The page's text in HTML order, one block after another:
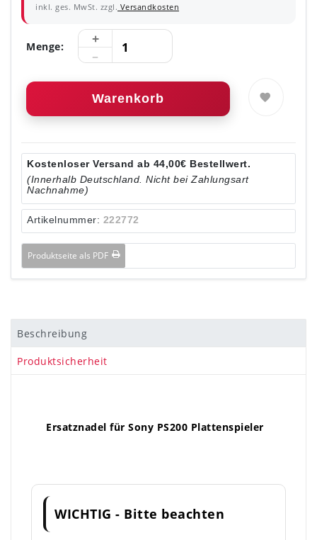
inkl. ges. MwSt. zzgl. Versandkosten
Menge:
Warenkorb
Kostenloser Versand ab 44,00€ Bestellwert.
(Innerhalb Deutschland. Nicht bei Zahlungsart
Nachnahme)
Artikelnummer: 222772
Produktseite als PDF
Beschreibung
Produktsicherheit
Ersatznadel für Sony PS200 Plattenspieler
WICHTIG - Bitte beachten